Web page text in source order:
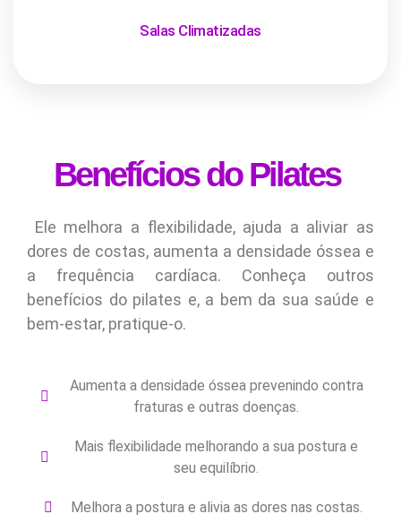
Salas Climatizadas
Benefícios do Pilates
Ele melhora a flexibilidade, ajuda a aliviar as
dores de costas, aumenta a densidade óssea e
a frequência cardíaca. Conheça outros
benefícios do pilates e, a bem da sua saúde e
bem-estar, pratique-o.
Aumenta a densidade óssea prevenindo contra
fraturas e outras doenças.
Mais flexibilidade melhorando a sua postura e
seu equilíbrio.
Melhora a postura e alivia as dores nas costas.